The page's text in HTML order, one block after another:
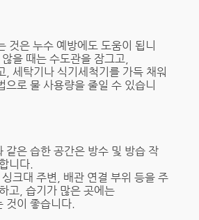
것은 누수 예방에도 도움이 됩니
을 때는 수도관을 잠그고,
, 세탁기나 식기세척기를 가득 채워
으로 물 사용량을 줄일 수 있습니
같은 습한 공간은 방수 및 방습 작
니다.
크대 주변, 배관 연결 부위 등을 주
고, 습기가 많은 곳에는
것이 좋습니다.